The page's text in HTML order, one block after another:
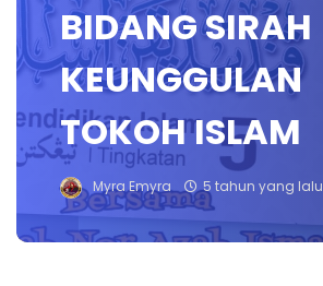
BIDANG SIRAH
KEUNGGULAN
TOKOH ISLAM
Myra Emyra 5 tahun yang lalu